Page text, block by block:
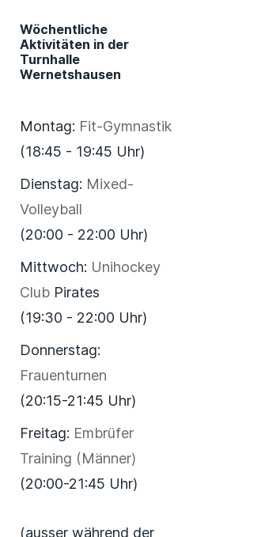
Wöchentliche
Aktivitäten in der
Turnhalle
Wernetshausen
Montag: Fit-Gymnastik
(18:45 - 19:45 Uhr)
Dienstag: Mixed-
Volleyball
(20:00 - 22:00 Uhr)
Mittwoch: Unihockey
Club Pirates
(19:30 - 22:00 Uhr)
Donnerstag:
Frauenturnen
(20:15-21:45 Uhr)
Freitag: Embrüfer
Training (Männer)
(20:00-21:45 Uhr)
(ausser während der